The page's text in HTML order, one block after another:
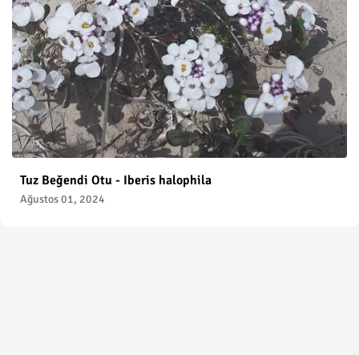
Tuz Beğendi Otu - Iberis halophila
Ağustos 01, 2024